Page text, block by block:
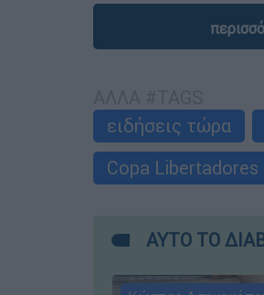
ειδήσεις τώρα
Copa Libertadores
ΑΥΤΟ ΤΟ